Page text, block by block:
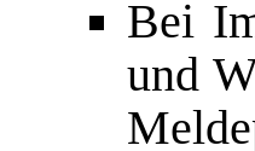
Bei
und